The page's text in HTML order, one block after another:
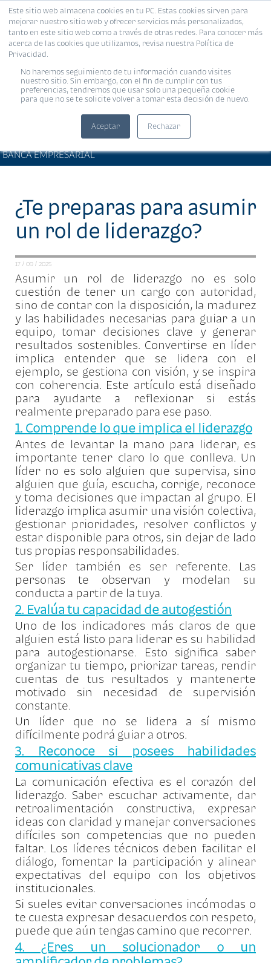
Este sitio web almacena cookies en tu PC. Estas cookies sirven para
mejorar nuestro sitio web y ofrecer servicios más personalizados,
tanto en este sitio web como a través de otras redes. Para conocer más
acerca de las cookies que utilizamos, revisa nuestra Política de
Privacidad.
No haremos seguimiento de tu información cuando visites
nuestro sitio. Sin embargo, con el fin de cumplir con tus
preferencias, tendremos que usar solo una pequeña cookie
para que no se te solicite volver a tomar esta decisión de nuevo.
Aceptar Rechazar
MENÚ
BANCA EMPRESARIAL
¿Te preparas para asumir
un rol de liderazgo?
17 / 09 / 2025
Asumir un rol de liderazgo no es solo
cuestión de tener un cargo con autoridad,
sino de contar con la disposición, la madurez
y las habilidades necesarias para guiar a un
equipo, tomar decisiones clave y generar
resultados sostenibles. Convertirse en líder
implica entender que se lidera con el
ejemplo, se gestiona con visión, y se inspira
con coherencia. Este artículo está diseñado
para ayudarte a reflexionar si estás
realmente preparado para ese paso.
1. Comprende lo que implica el liderazgo
Antes de levantar la mano para liderar, es
importante tener claro lo que conlleva. Un
líder no es solo alguien que supervisa, sino
alguien que guía, escucha, corrige, reconoce
y toma decisiones que impactan al grupo. El
liderazgo implica asumir una visión colectiva,
gestionar prioridades, resolver conflictos y
estar disponible para otros, sin dejar de lado
tus propias responsabilidades.
Ser líder también es ser referente. Las
personas te observan y modelan su
conducta a partir de la tuya.
2. Evalúa tu capacidad de autogestión
Uno de los indicadores más claros de que
alguien está listo para liderar es su habilidad
para autogestionarse. Esto significa saber
organizar tu tiempo, priorizar tareas, rendir
cuentas de tus resultados y mantenerte
motivado sin necesidad de supervisión
constante.
Un líder que no se lidera a sí mismo
difícilmente podrá guiar a otros.
3. Reconoce si posees habilidades
comunicativas clave
La comunicación efectiva es el corazón del
liderazgo. Saber escuchar activamente, dar
retroalimentación constructiva, expresar
ideas con claridad y manejar conversaciones
difíciles son competencias que no pueden
faltar. Los líderes técnicos deben facilitar el
diálogo, fomentar la participación y alinear
expectativas del equipo con los objetivos
institucionales.
Si sueles evitar conversaciones incómodas o
te cuesta expresar desacuerdos con respeto,
puede que aún tengas camino que recorrer.
4. ¿Eres un solucionador o un